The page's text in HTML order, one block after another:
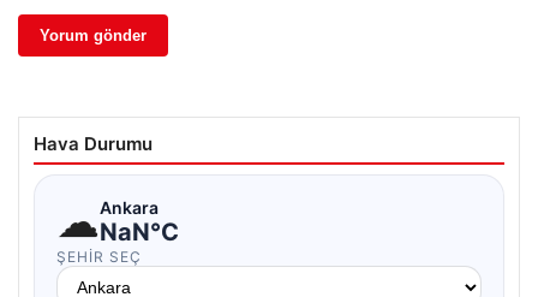
Hava Durumu
☁Ankara
NaN°C
ŞEHIR SEÇ